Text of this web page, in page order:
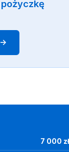
7 000 zł